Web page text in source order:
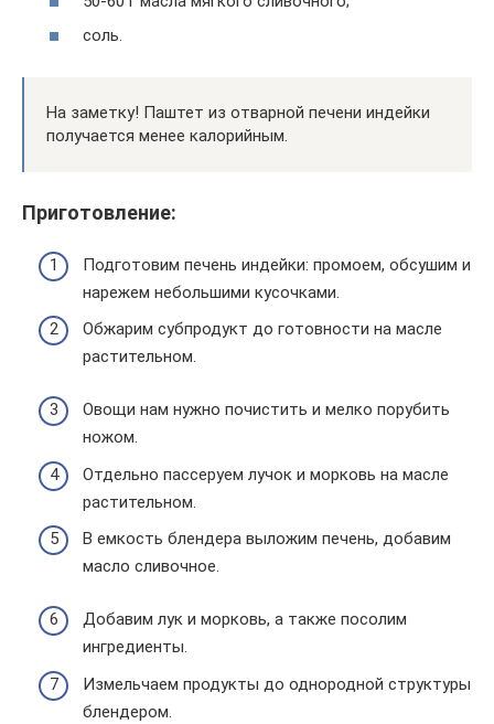
соль.
На заметку! Паштет из отварной печени индейки
получается менее калорийным.
Приготовление:
Подготовим печень индейки: промоем, обсушим и
нарежем небольшими кусочками.
Обжарим субпродукт до готовности на масле
растительном.
Овощи нам нужно почистить и мелко порубить
ножом.
Отдельно пассеруем лучок и морковь на масле
растительном.
В емкость блендера выложим печень, добавим
масло сливочное.
Добавим лук и морковь, а также посолим
ингредиенты.
Измельчаем продукты до однородной структуры
блендером.